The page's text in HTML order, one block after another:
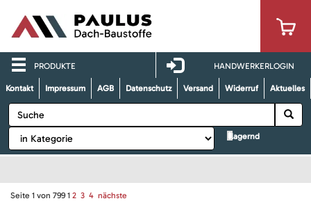
PRODUKTE HANDWERKERLOGIN
Kontakt Impressum AGB Datenschutz Versand Widerruf Aktuelles
lagernd
Seite 1 von 799 1 2 3 4 nächste